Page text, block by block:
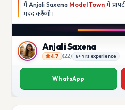
मैं Anjali Saxena Model Town में
मददकरूँगी।
Anjali Saxena
Anjali Saxena
4.7 (22) 6+ Yrs experience
WhatsApp